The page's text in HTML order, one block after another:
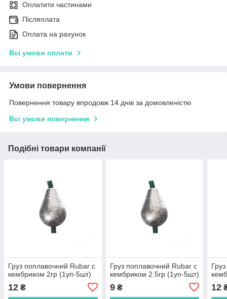
Оплатити частинами
Післяплата
Оплата на рахунок
Всі умови оплати
Умови повернення
Повернення товару впродовж 14 днів за домовленістю
Всі умови повернення
Подібні товари компанії
Груз поплавочний Rubar с
кембриком 2гр (1уп-5шт)
12 ₴
Груз поплавочний Rubar с
кембриком 2.5гр (1уп-5шт)
9₴ 12